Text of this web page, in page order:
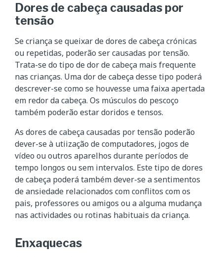
Dores de cabeça causadas por
tensão
Se criança se queixar de dores de cabeça crónicas
ou repetidas, poderão ser causadas por tensão.
Trata-se do tipo de dor de cabeça mais frequente
nas crianças. Uma dor de cabeça desse tipo poderá
descrever-se como se houvesse uma faixa apertada
em redor da cabeça. Os músculos do pescoço
também poderão estar doridos e tensos.
As dores de cabeça causadas por tensão poderão
dever-se à utiização de computadores, jogos de
vídeo ou outros aparelhos durante períodos de
tempo longos ou sem intervalos. Este tipo de dores
de cabeça poderá também dever-se a sentimentos
de ansiedade relacionados com conflitos com os
pais, professores ou amigos ou a alguma mudança
nas actividades ou rotinas habituais da criança.
Enxaquecas